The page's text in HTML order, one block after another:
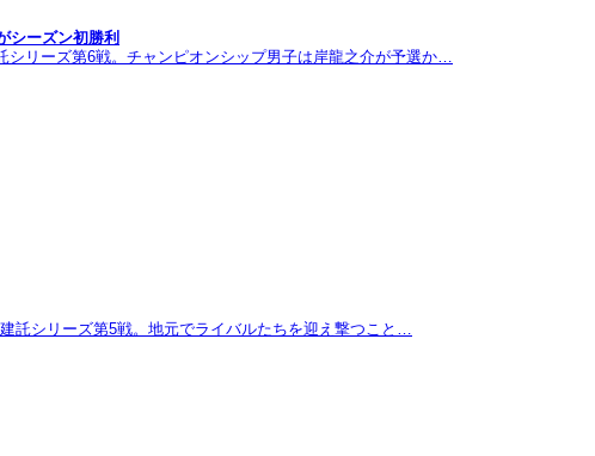
シーズン初勝利
リーズ第6戦。チャンピオンシップ男子は岸龍之介が予選か…
託シリーズ第5戦。地元でライバルたちを迎え撃つこと…